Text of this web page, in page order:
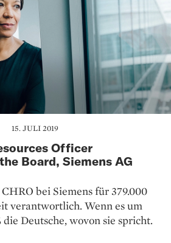
15. JULI 2019
Officer
Board, Siemens AG
bei Siemens für 379.000
verantwortlich. Wenn es um
Deutsche, wovon sie spricht.